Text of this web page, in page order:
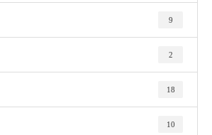
9
2
18
10